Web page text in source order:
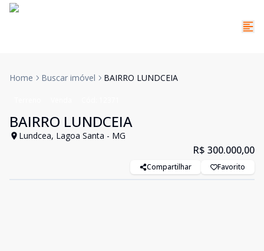
Home Buscar imóvel BAIRRO LUNDCEIA
BAIRRO LUNDCEIA
Lundcea, Lagoa Santa - MG
R$ 300.000,00
Compartilhar Favorito